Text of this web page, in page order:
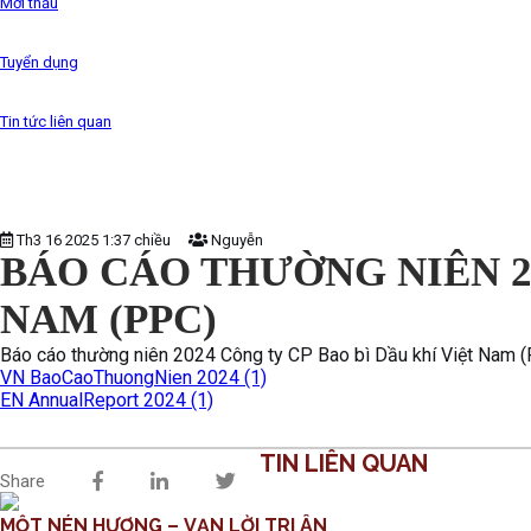
Tuyển dụng
Tin tức liên quan
Th3 16 2025 1:37 chiều Nguyễn
BÁO CÁO THƯỜNG NIÊN
NAM (PPC)
Báo cáo thường niên 2024 Công ty CP Bao bì Dầu khí Việt Nam
VN BaoCaoThuongNien 2024 (1)
EN AnnualReport 2024 (1)
Share
TIN LIÊN QUAN
MỘT NÉN HƯƠNG – VẠN LỜI TRI ÂN